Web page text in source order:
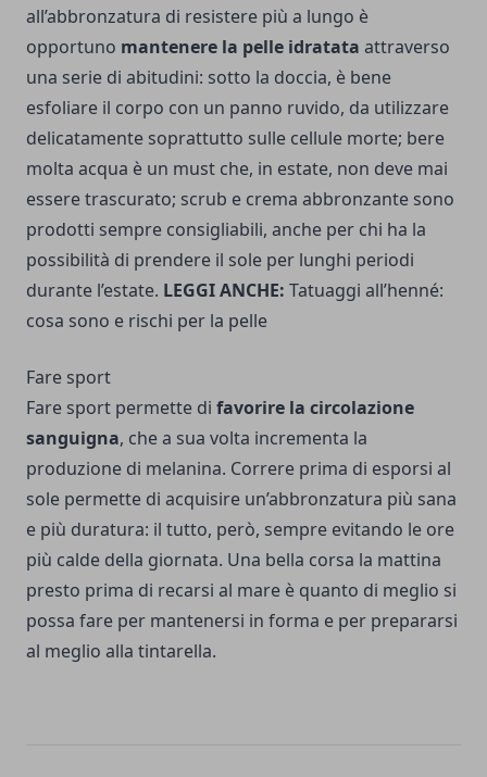
all’abbronzatura di resistere più a lungo è
opportuno mantenere la pelle idratata attraverso
una serie di abitudini: sotto la doccia, è bene
esfoliare il corpo con un panno ruvido, da utilizzare
delicatamente soprattutto sulle cellule morte; bere
molta acqua è un must che, in estate, non deve mai
essere trascurato; scrub e crema abbronzante sono
prodotti sempre consigliabili, anche per chi ha la
possibilità di prendere il sole per lunghi periodi
durante l’estate. LEGGI ANCHE: Tatuaggi all’henné:
cosa sono e rischi per la pelle
Fare sport
Fare sport permette di favorire la circolazione
sanguigna, che a sua volta incrementa la
produzione di melanina. Correre prima di esporsi al
sole permette di acquisire un’abbronzatura più sana
e più duratura: il tutto, però, sempre evitando le ore
più calde della giornata. Una bella corsa la mattina
presto prima di recarsi al mare è quanto di meglio si
possa fare per mantenersi in forma e per prepararsi
al meglio alla tintarella.